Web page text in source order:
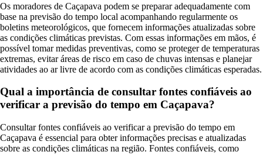
Os moradores de Caçapava podem se preparar adequadamente com
base na previsão do tempo local acompanhando regularmente os
boletins meteorológicos, que fornecem informações atualizadas sobre
as condições climáticas previstas. Com essas informações em mãos, é
possível tomar medidas preventivas, como se proteger de temperaturas
extremas, evitar áreas de risco em caso de chuvas intensas e planejar
atividades ao ar livre de acordo com as condições climáticas esperadas.
Qual a importância de consultar fontes confiáveis ao
verificar a previsão do tempo em Caçapava?
Consultar fontes confiáveis ao verificar a previsão do tempo em
Caçapava é essencial para obter informações precisas e atualizadas
sobre as condições climáticas na região. Fontes confiáveis, como